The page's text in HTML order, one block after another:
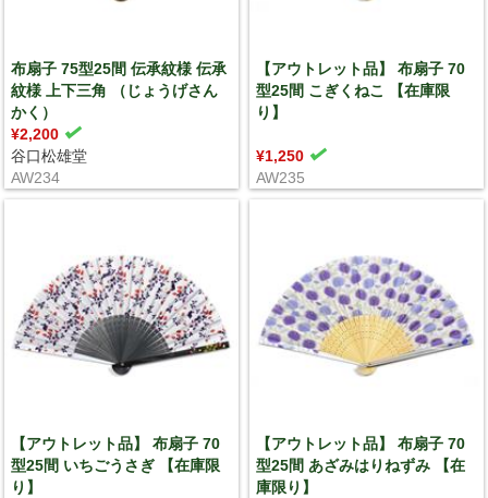
布扇子 75型25間 伝承紋様 伝承
紋様 上下三角 （じょうげさん
かく）
¥2,200
谷口松雄堂
AW234
【アウトレット品】 布扇子 70
型25間 こぎくねこ 【在庫限
り】
¥1,250
AW235
【アウトレット品】 布扇子 70
型25間 いちごうさぎ 【在庫限
り】
【アウトレット品】 布扇子 70
型25間 あざみはりねずみ 【在
庫限り】